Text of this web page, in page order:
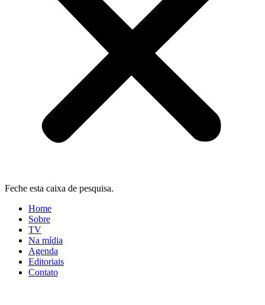
Feche esta caixa de pesquisa.
Home
Sobre
TV
Na mídia
Agenda
Editoriais
Contato